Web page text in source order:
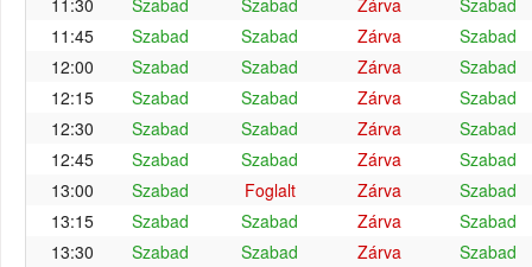
11:30
Szabad Szabad Zárva
Szabad
11:45
Szabad Szabad Zárva
Szabad
12:00
Szabad Szabad Zárva
Szabad
12:15
Szabad Szabad Zárva
Szabad
12:30
Szabad Szabad Zárva
Szabad
12:45
Szabad Szabad Zárva
Szabad
13:00
Szabad Foglalt Zárva
Szabad
13:15
Szabad Szabad Zárva
Szabad
13:30
Szabad Szabad Zárva
Szabad